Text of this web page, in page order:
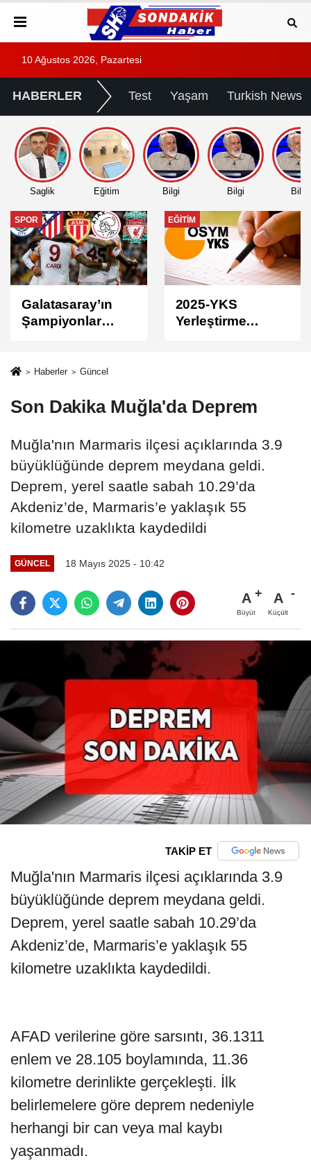
10 Ağustos 2026, Pazartesi
HABERLER Test Yaşam Turkish News
Saglik Eğitim Bilgi Bilgi Bilgi
EĞITIM
2025-YKS
Yerleştirme
Sonuçlar
Açıldı
EĞITIM
2025 DGS Sınav
Sonuçları
Haberler Güncel
Son Dakika Muğla'da Deprem
Muğla'nın Marmaris ilçesi açıklarında 3.9
büyüklüğünde deprem meydana geldi.
Deprem, yerel saatle sabah 10.29’da
Akdeniz’de, Marmaris’e yaklaşık 55
kilometre uzaklıkta kaydedildi
GÜNCEL 18 Mayıs 2025 - 10:42
A
Büyüt
A
Küçült
TAKİP ET
Muğla'nın Marmaris ilçesi açıklarında 3.9
büyüklüğünde deprem meydana geldi.
Deprem, yerel saatle sabah 10.29’da
Akdeniz’de, Marmaris’e yaklaşık 55
kilometre uzaklıkta kaydedildi.
AFAD verilerine göre sarsıntı, 36.1311
enlem ve 28.105 boylamında, 11.36
kilometre derinlikte gerçekleşti. İlk
belirlemelere göre deprem nedeniyle
herhangi bir can veya mal kaybı
yaşanmadı.